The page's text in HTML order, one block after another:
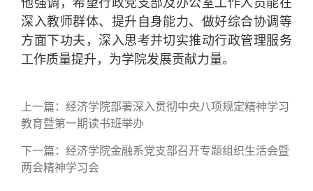
他强调，希望行政党支部及办公室工作人员能在
深入教师群体、提升自身能力、做好综合协调等
方面下功夫，深入思考并切实推动行政管理服务
工作质量提升，为学院发展贡献力量。
上一篇：经济学院部署深入贯彻中央八项规定精神学习
教育暨第一期读书班举办
下一篇：经济学院金融系党支部召开专题组织生活会暨
两会精神学习会